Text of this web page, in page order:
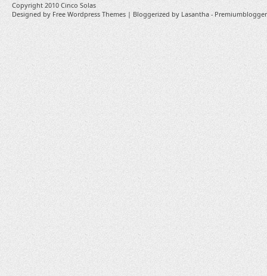
Copyright 2010 Cinco Solas
Designed by Free Wordpress Themes | Bloggerized by Lasantha -